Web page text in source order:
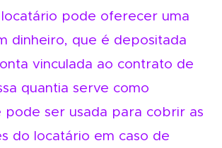
pode oferecer uma
dinheiro, que é depositada
vinculada ao contrato de
quantia serve como
pode ser usada para cobrir as
do locatário em caso de